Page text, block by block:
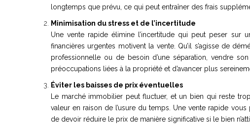
longtemps que prévu, ce qui peut entraîner des frais
Minimisation du stress et de l’incertitude
Une vente rapide élimine l’incertitude qui peut peser sur
financières urgentes motivent la vente. Qu’il s’agisse de
professionnelle ou de besoin d’une séparation, vendre
préoccupations liées à la propriété et d’avancer plus
Éviter les baisses de prix éventuelles
Le marché immobilier peut fluctuer, et un bien qui reste
valeur en raison de l’usure du temps. Une vente rapide
de devoir réduire le prix de manière significative si le bien